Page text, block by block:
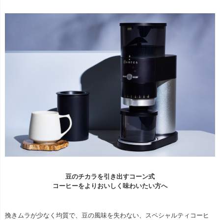
豆のチカラを引き出すコーン式
コーヒーをよりおいしく味わいたい方へ
挽きムラが少なく均質で、豆の風味を失わない、スペシャルティコーヒ